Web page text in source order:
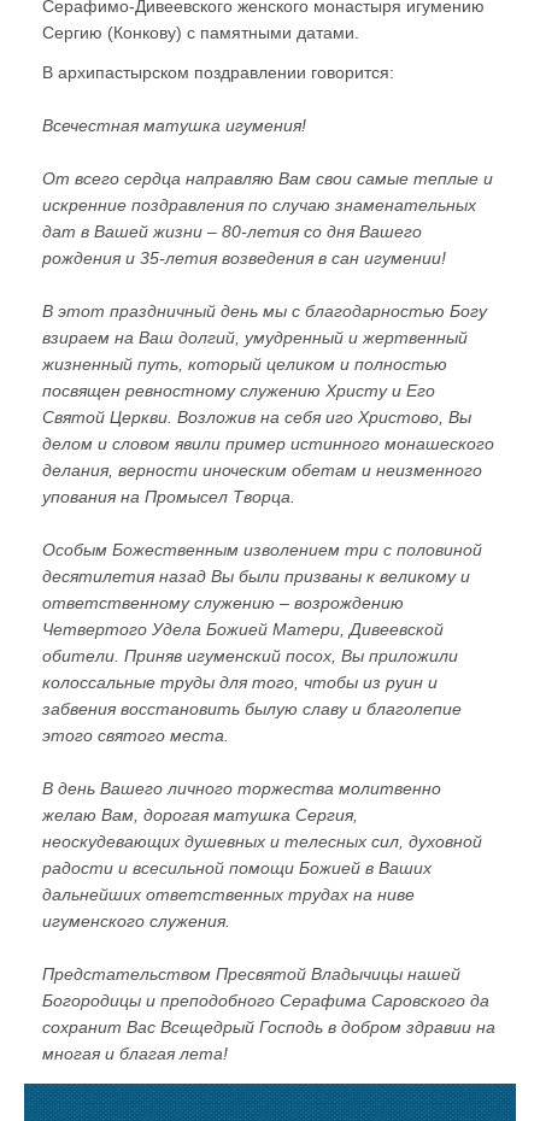
Серафимо-Дивеевского женского монастыря игумению
Сергию (Конкову) с памятными датами.
В архипастырском поздравлении говорится:
Всечестная матушка игумения!
От всего сердца направляю Вам свои самые теплые и
искренние поздравления по случаю знаменательных
дат в Вашей жизни – 80-летия со дня Вашего
рождения и 35-летия возведения в сан игумении!
В этот праздничный день мы с благодарностью Богу
взираем на Ваш долгий, умудренный и жертвенный
жизненный путь, который целиком и полностью
посвящен ревностному служению Христу и Его
Святой Церкви. Возложив на себя иго Христово, Вы
делом и словом явили пример истинного монашеского
делания, верности иноческим обетам и неизменного
упования на Промысел Творца.
Особым Божественным изволением три с половиной
десятилетия назад Вы были призваны к великому и
ответственному служению – возрождению
Четвертого Удела Божией Матери, Дивеевской
обители. Приняв игуменский посох, Вы приложили
колоссальные труды для того, чтобы из руин и
забвения восстановить былую славу и благолепие
этого святого места.
В день Вашего личного торжества молитвенно
желаю Вам, дорогая матушка Сергия,
неоскудевающих душевных и телесных сил, духовной
радости и всесильной помощи Божией в Ваших
дальнейших ответственных трудах на ниве
игуменского служения.
Предстательством Пресвятой Владычицы нашей
Богородицы и преподобного Серафима Саровского да
сохранит Вас Всещедрый Господь в добром здравии на
многая и благая лета!